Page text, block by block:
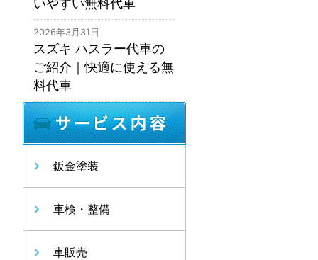
いやすい無料代車
2026年3月31日
スズキ ハスラー代車の
ご紹介｜快適に使える無
料代車
鈑金塗装
車検・整備
車販売